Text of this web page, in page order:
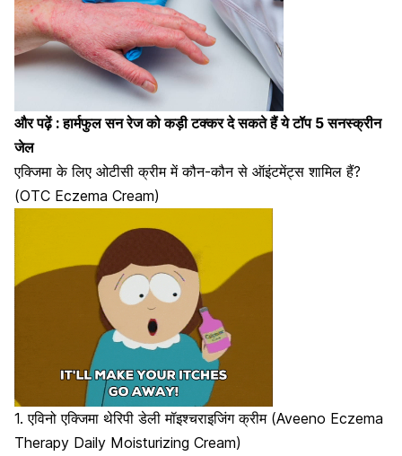
और पढ़ें :हार्मफुल सन रेज को कड़ी टक्कर दे सकते हैं ये टॉप 5 सनस्क्रीन
जेल
एक्जिमा के लिए ओटीसी क्रीम में कौन-कौन से ऑइंटमेंट्स शामिल हैं?
(OTC Eczema Cream)
1. एविनो एक्जिमा थेरिपी डेली मॉइश्चराइजिंग क्रीम (Aveeno Eczema
Therapy Daily Moisturizing Cream)